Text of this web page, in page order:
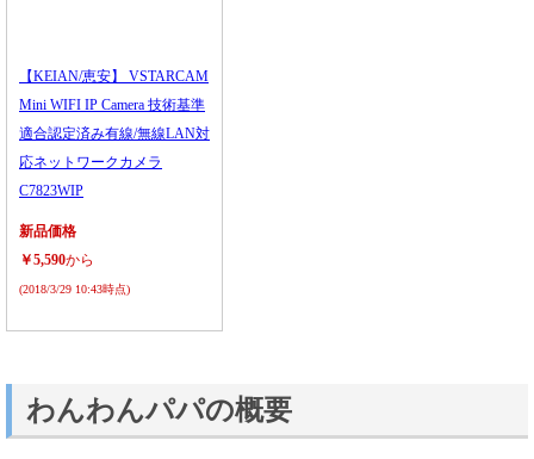
【KEIAN/恵安】 VSTARCAM
Mini WIFI IP Camera 技術基準
適合認定済み有線/無線LAN対
応ネットワークカメラ
C7823WIP
新品価格
￥5,590から
(2018/3/29 10:43時点)
わんわんパパの概要